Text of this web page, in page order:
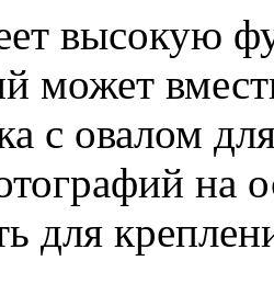
высокую
может
с овалом
на
для